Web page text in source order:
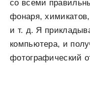
со всеми
фонаря,
и т. д. Я
компьютера, и
фотографический